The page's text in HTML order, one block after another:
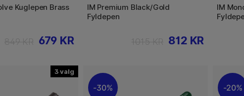
Kuglepen Brass
679 KR
IM Premium Black/Gold
Fyldepen
812 KR
IM
3
30% 20%